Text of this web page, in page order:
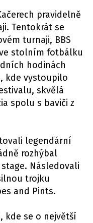
pravidelně
Tentokrát se
turnaji, BBS
stolním fotbálku
hodinách
kde vystoupilo
skvělá
spolu s baviči z
legendární
rozhýbal
Následovali
trojku
and Pints.
kde se o největší